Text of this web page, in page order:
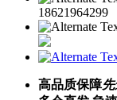
18621964299
高品质保障先